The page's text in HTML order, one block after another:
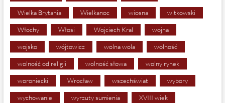
Wielka Brytania Wielkanoc wiosna witkowski
Włochy Włosi Wojciech Kral wojna
wojsko wójtowicz wolna wola wolność
wolność od religii wolność słowa wolny rynek
woroniecki Wrocław wszechświat wybory
wychowanie wyrzuty sumienia XVIII wiek